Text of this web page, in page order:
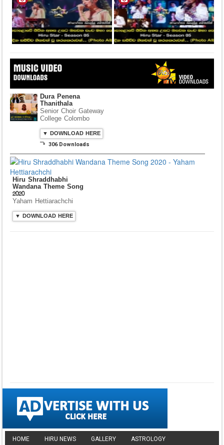
Dura Penena
Thanithala
Senior Choir Gateway
College Colombo
▼ DOWNLOAD HERE
⤵ 306 Downloads
Hiru Shraddhabhi
Wandana Theme Song
2020
Yaham Hettiarachchi
▼ DOWNLOAD HERE
⤵ 1,309 Downloads
Hemin Sare Aa
Sulangak
HOME HIRU NEWS GALLERY ASTROLOGY